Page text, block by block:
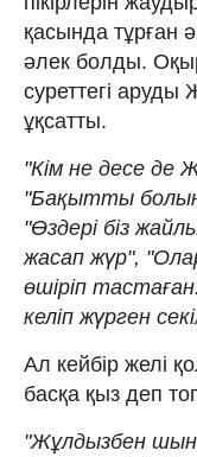
қасында тұрған
әлек болды.
суреттегі аруды
ұқсатты.
"Кім не десе де
"Бақытты
"Өздері біз
жасап жүр",
өшіріп
келіп жүрген
Ал кейбір желі
басқа қыз деп
"Жұлдызбен